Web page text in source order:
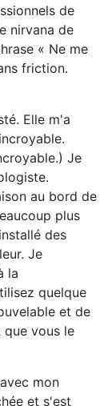
de
nirvana de
« Ne me
friction.
Elle m'a
Je
au bord de
plus
des
Je
la
quelque
et de
que vous le
mon
et s'est